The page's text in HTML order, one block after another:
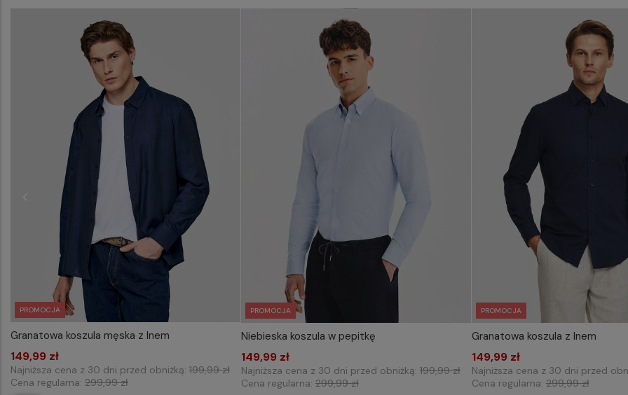
PROMOCJA
WYBIERZ ROZMIAR DO KOSZYKA
Granatowa koszula męska z lnem
149,99 zł
Najniższa cena z 30 dni przed obniżką: 199,99 zł
Cena regularna: 299,99 zł
PROMOCJA
WYBIERZ ROZMIAR DO KOSZYKA
Niebieska koszula w pepitkę
149,99 zł
Najniższa cena z 30 dni przed obniżką: 199,99 zł
Cena regularna: 299,99 zł
PROMOCJA
WYBIERZ ROZMIAR DO
Granatowa koszula z lnem
149,99 zł
Najniższa cena z 30 dni przed
Cena regularna:299,99 zł